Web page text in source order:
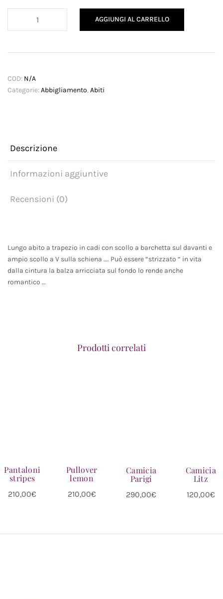
AGGIUNGI AL CARRELLO
COD: N/A
Categorie:Abbigliamento,Abiti
Descrizione
Informazioni aggiuntive
Recensioni (0)
Lungo abito a trapezio in cadi con scollo a barchetta sul davanti e
ampio scollo a V sulla schiena …. Può essere “strizzato “ in vita
dalla cintura la balza arricciata sul fondo lo rende anche
romantico …
Prodotti correlati
Pantaloni
stripes
210,00€
Pullover
lemon
210,00€
Camicia
Parigi
290,00€
Camicia
Litz
120,00€